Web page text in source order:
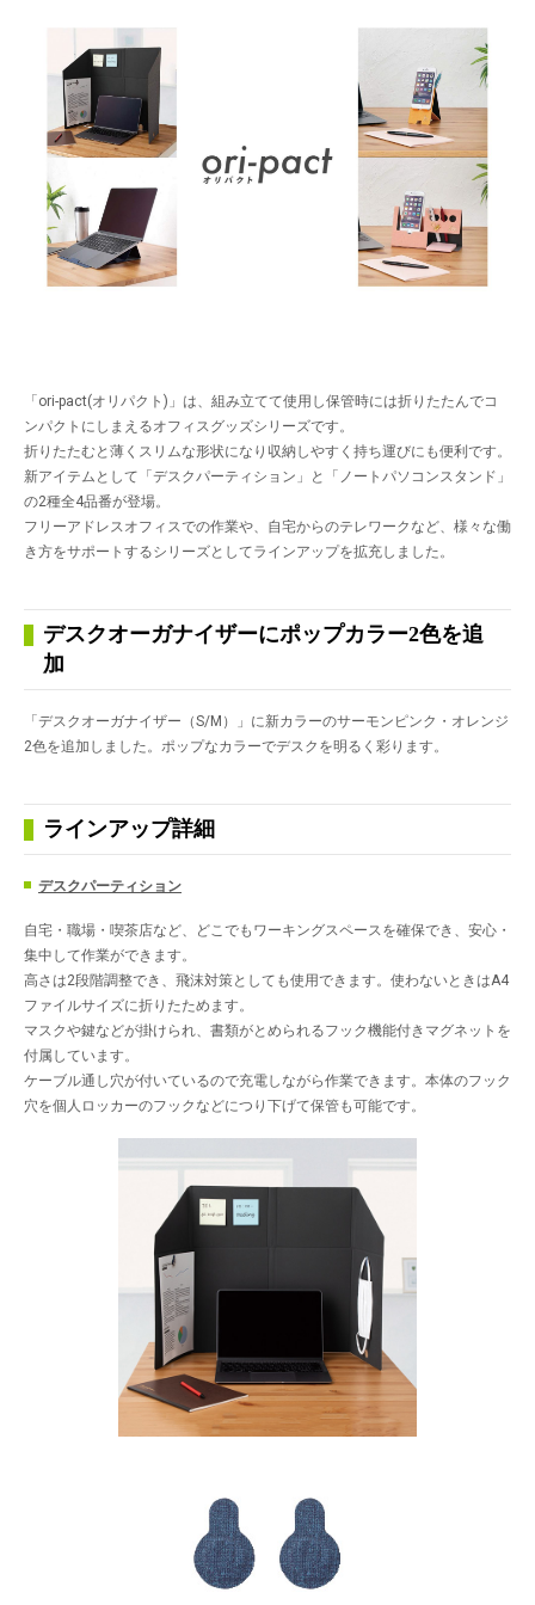
「ori-pact(オリパクト)」は、組み立てて使用し保管時には折りたたんでコ
ンパクトにしまえるオフィスグッズシリーズです。
折りたたむと薄くスリムな形状になり収納しやすく持ち運びにも便利です。
新アイテムとして「デスクパーティション」と「ノートパソコンスタンド」
の2種全4品番が登場。
フリーアドレスオフィスでの作業や、自宅からのテレワークなど、様々な働
き方をサポートするシリーズとしてラインアップを拡充しました。
デスクオーガナイザーにポップカラー2色を追
加
「デスクオーガナイザー（S/M）」に新カラーのサーモンピンク・オレンジ
2色を追加しました。ポップなカラーでデスクを明るく彩ります。
ラインアップ詳細
デスクパーティション
自宅・職場・喫茶店など、どこでもワーキングスペースを確保でき、安心・
集中して作業ができます。
高さは2段階調整でき、飛沫対策としても使用できます。使わないときはA4
ファイルサイズに折りたためます。
マスクや鍵などが掛けられ、書類がとめられるフック機能付きマグネットを
付属しています。
ケーブル通し穴が付いているので充電しながら作業できます。本体のフック
穴を個人ロッカーのフックなどにつり下げて保管も可能です。